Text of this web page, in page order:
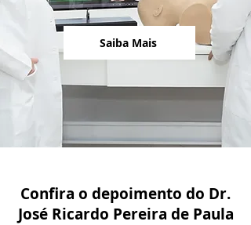
Saiba Mais
Confira o depoimento do Dr.
José Ricardo Pereira de Paula